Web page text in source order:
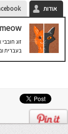
אודות
זוג
בעברית